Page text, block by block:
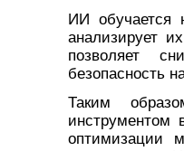
ИИ обучается
анализирует
позволяет
безопасность
Таким
инструментом
оптимизации